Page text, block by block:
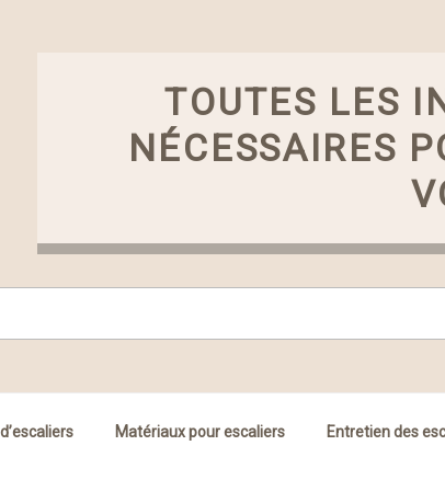
TOUTES LES
NÉCESSAIRES
Matériaux pour escaliers Entretien des